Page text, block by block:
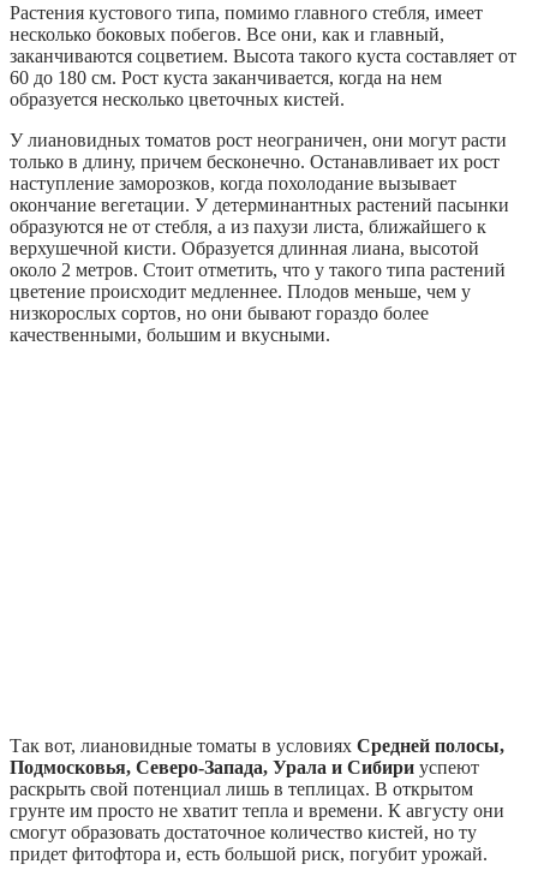
Растения кустового типа, помимо главного стебля, имеет
несколько боковых побегов. Все они, как и главный,
заканчиваются соцветием. Высота такого куста составляет от
60 до 180 см. Рост куста заканчивается, когда на нем
образуется несколько цветочных кистей.
У лиановидных томатов рост неограничен, они могут расти
только в длину, причем бесконечно. Останавливает их рост
наступление заморозков, когда похолодание вызывает
окончание вегетации. У детерминантных растений пасынки
образуются не от стебля, а из пахузи листа, ближайшего к
верхушечной кисти. Образуется длинная лиана, высотой
около 2 метров. Стоит отметить, что у такого типа растений
цветение происходит медленнее. Плодов меньше, чем у
низкорослых сортов, но они бывают гораздо более
качественными, большим и вкусными.
Так вот, лиановидные томаты в условиях Средней полосы,
Подмосковья, Северо-Запада, Урала и Сибири успеют
раскрыть свой потенциал лишь в теплицах. В открытом
грунте им просто не хватит тепла и времени. К августу они
смогут образовать достаточное количество кистей, но ту
придет фитофтора и, есть большой риск, погубит урожай.